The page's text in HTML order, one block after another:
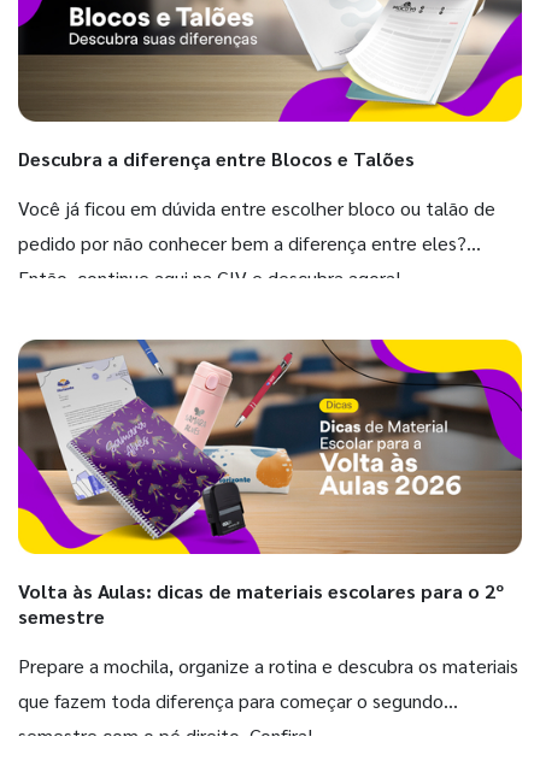
Descubra a diferença entre Blocos e Talões
Você já ficou em dúvida entre escolher bloco ou talão de
pedido por não conhecer bem a diferença entre eles?
Então, continue aqui na GIV e descubra agora!
Volta às Aulas: dicas de materiais escolares para o 2º
semestre
Prepare a mochila, organize a rotina e descubra os materiais
que fazem toda diferença para começar o segundo
semestre com o pé direito. Confira!